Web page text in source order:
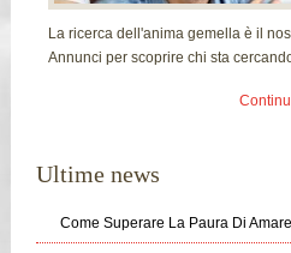
La ricerca dell'anima gemella è il
Annunci per scoprire chi sta
Ultime news
Come Superare La Paura Di Amare